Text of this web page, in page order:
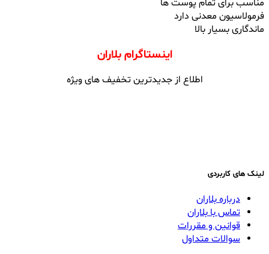
مناسب برای تمام پوست ها
فرمولاسیون معدنی دارد
ماندگاری بسیار بالا
اینستاگرام بلاران
اطلاع از جدیدترین تخفیف های ویژه
لینک های کاربردی
درباره بلاران
تماس با بلاران
قوانین و مقررات
سوالات متداول